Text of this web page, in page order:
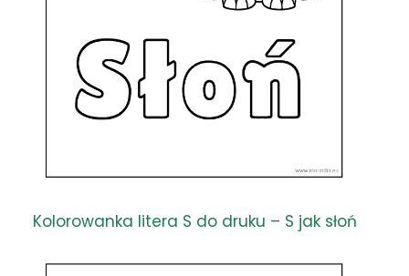
Kolorowanka litera S do druku – S jak słoń